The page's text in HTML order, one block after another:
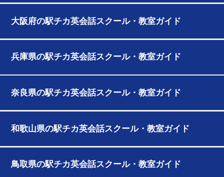
大阪府の駅チカ英会話スクール・教室ガイド
兵庫県の駅チカ英会話スクール・教室ガイド
奈良県の駅チカ英会話スクール・教室ガイド
和歌山県の駅チカ英会話スクール・教室ガイド
鳥取県の駅チカ英会話スクール・教室ガイド